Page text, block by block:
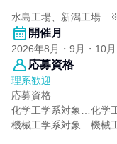
水島工場、新潟工場
開催月
2026年8月・9月・10
応募資格
理系歓迎
応募資格
化学工学系対象…化学
機械工学系対象…機械